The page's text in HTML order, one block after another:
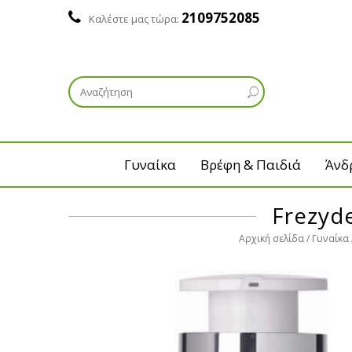
Καλέστε μας τώρα: 2109752085
Γυναίκα Βρέφη & Παιδιά
Αρχική σελίδα Γυναίκα